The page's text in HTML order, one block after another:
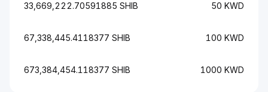
33,669,222.70591885 SHIB 50 KWD
67,338,445.4118377 SHIB 100 KWD
673,384,454.118377 SHIB 1000 KWD